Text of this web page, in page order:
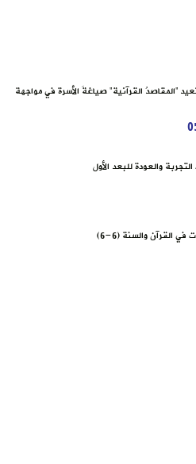
“المقاصدُ القرآنية” صياغةَ الأسرة في مواجهة
والعودة للبعد الأول
القرآن والسنة (6-6)